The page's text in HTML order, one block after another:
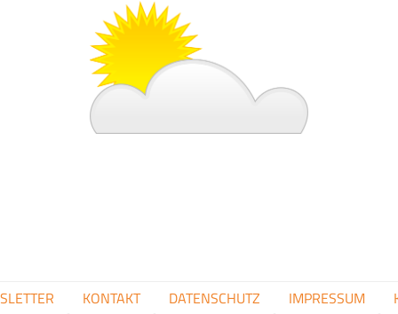
FUSSZEILENMENÜKONTAKT DATENSCHUTZ IMPRESSUM